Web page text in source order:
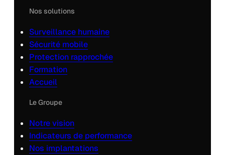
Nos solutions
Surveillance humaine
Sécurité mobile
Protection rapprochée
Formation
Accueil
Le Groupe
Notre vision
Indicateurs de performance
Nos implantations